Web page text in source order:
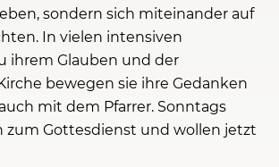
sondern sich miteinander auf
In vielen intensiven
ihrem Glauben und der
bewegen sie ihre Gedanken
mit dem Pfarrer. Sonntags
zum Gottesdienst und wollen jetzt